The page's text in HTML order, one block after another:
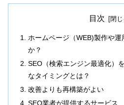
目次
ホームページ（WEB)製作や
か？
SEO（検索エンジン最適化）
なタイミングとは？
改善よりも再構築がよい
SEO業者が提供するサービス